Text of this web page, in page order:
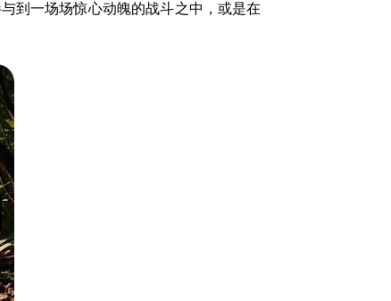
到一场场惊心动魄的战斗之中，或是在